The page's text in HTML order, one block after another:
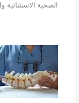
الصحية الاستثنائية